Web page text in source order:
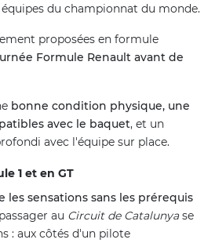
du championnat du monde.
proposées en formule
Formule Renault avant de
bonne condition physique, une
avec le baquet, et un
avec l'équipe sur place.
1 et en GT
les sensations sans les prérequis
au Circuit de Catalunyase
: aux côtés d'un pilote